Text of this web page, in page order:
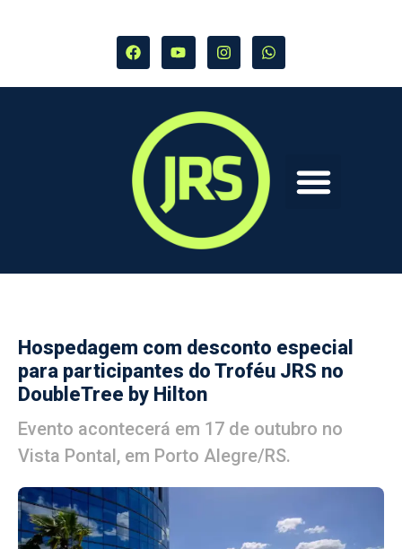
Hospedagem com desconto especial
para participantes do Troféu JRS no
DoubleTree by Hilton
Evento acontecerá em 17 de outubro no
Vista Pontal, em Porto Alegre/RS.